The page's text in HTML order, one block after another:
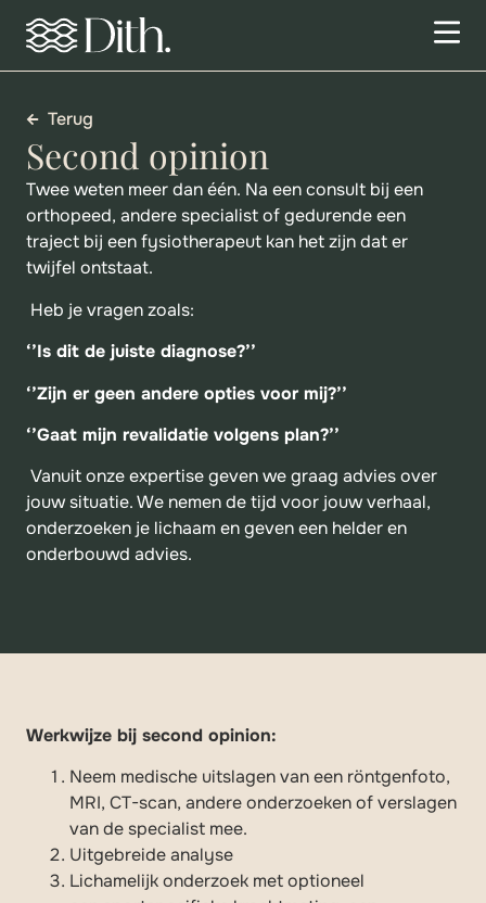
Terug
Second opinion
Twee weten meer dan één. Na een consult bij een
orthopeed, andere specialist of gedurende een
traject bij een fysiotherapeut kan het zijn dat er
twijfel ontstaat.
Heb je vragen zoals:
‘’Is dit de juiste diagnose?’’
‘’Zijn er geen andere opties voor mij?’’
‘’Gaat mijn revalidatie volgens plan?’’
Vanuit onze expertise geven we graag advies over
jouw situatie. We nemen de tijd voor jouw verhaal,
onderzoeken je lichaam en geven een helder en
onderbouwd advies.
Werkwijze bij second opinion:
Neem medische uitslagen van een röntgenfoto,
MRI, CT-scan, andere onderzoeken of verslagen
van de specialist mee.
Uitgebreide analyse
Lichamelijk onderzoek met optioneel